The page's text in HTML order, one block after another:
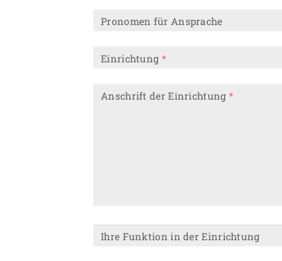
Pronomen für Ansprache
Einrichtung *
Anschrift der Einrichtung *
Ihre Funktion in der Einrichtung